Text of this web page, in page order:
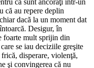
că sunt ancoraţi într-un
că au repere deplin
dacă la un moment dat
Desigur, în
foarte mult sprijin din
se iau deciziile greşite
disperare, violenţă,
şi convingerea că nu